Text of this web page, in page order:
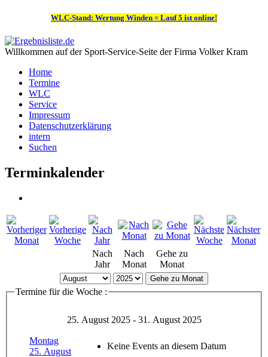
WLC-Stand: Wertung Winden = Lauf 5 ist online!
Willkommen auf der Sport-Service-Seite der Firma Volker Kram
Home
Termine
WLC
Service
Impressum
Datenschutzerklärung
intern
Suchen
Terminkalender
Nach
Jahr
Nach
Monat
Gehe zu
Monat
Gehe zu Monat
Termine für die Woche :
25. August 2025 - 31. August 2025
Montag
25. August
Keine Events an diesem Datum